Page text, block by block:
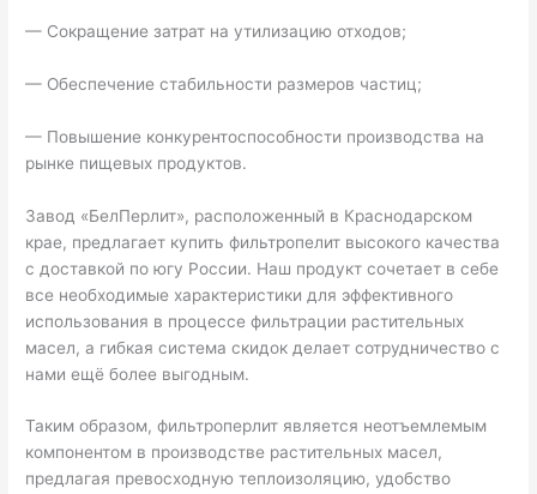
— Сокращение затрат на утилизацию отходов;
— Обеспечение стабильности размеров частиц;
— Повышение конкурентоспособности производства на
рынке пищевых продуктов.
Завод «БелПерлит», расположенный в Краснодарском
крае, предлагает купить фильтропелит высокого качества
с доставкой по югу России. Наш продукт сочетает в себе
все необходимые характеристики для эффективного
использования в процессе фильтрации растительных
масел, а гибкая система скидок делает сотрудничество с
нами ещё более выгодным.
Таким образом, фильтроперлит является неотъемлемым
компонентом в производстве растительных масел,
предлагая превосходную теплоизоляцию, удобство